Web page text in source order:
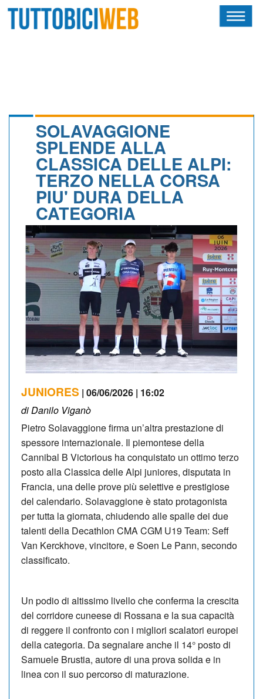
CALENDARIO
ALBI D'ORO
NEWSLETTER
SOLAVAGGIONE
SPLENDE ALLA
CLASSICA DELLE ALPI:
TERZO NELLA CORSA
PIU' DURA DELLA
CATEGORIA
JUNIORES | 06/06/2026 | 16:02
di Danilo Viganò
Pietro Solavaggione firma un’altra prestazione di
spessore internazionale. Il piemontese della
Cannibal B Victorious ha conquistato un ottimo terzo
posto alla Classica delle Alpi juniores, disputata in
Francia, una delle prove più selettive e prestigiose
del calendario. Solavaggione è stato protagonista
per tutta la giornata, chiudendo alle spalle dei due
talenti della Decathlon CMA CGM U19 Team: Seff
Van Kerckhove, vincitore, e Soen Le Pann, secondo
classificato.
Un podio di altissimo livello che conferma la crescita
del corridore cuneese di Rossana e la sua capacità
di reggere il confronto con i migliori scalatori europei
della categoria. Da segnalare anche il 14° posto di
Samuele Brustia, autore di una prova solida e in
linea con il suo percorso di maturazione.